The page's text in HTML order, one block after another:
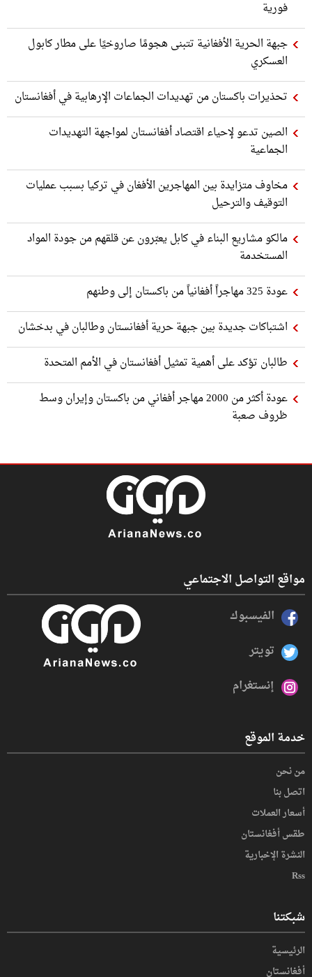
فورية
جبهة الحرية الأفغانية تتبنى هجومًا صاروخيًا على مطار كابول
العسكري
تحذيرات باكستان من تهديدات الجماعات الإرهابية في أفغانستان
الصين تدعو لإحياء اقتصاد أفغانستان لمواجهة التهديدات
الجماعية
مخاوف متزايدة بين المهاجرين الأفغان في تركيا بسبب عمليات
التوقيف والترحيل
مالكو مشاريع البناء في كابل يعبّرون عن قلقهم من جودة المواد
المستخدمة
عودة 325 مهاجراً أفغانياً من باكستان إلى وطنهم
اشتباكات جديدة بين جبهة حرية أفغانستان وطالبان في بدخشان
طالبان تؤكد على أهمية تمثيل أفغانستان في الأمم المتحدة
عودة أكثر من 2000 مهاجر أفغاني من باكستان وإيران وسط
ظروف صعبة
مواقع التواصل الاجتماعي
الفيسبوك
تويتر
إنستغرام
خدمة الموقع
من نحن
اتصل بنا
أسعار العملات
طقس أفغانستان
النشرة الإخبارية
Rss
شبكتنا
الرئيسية
أفغانستان